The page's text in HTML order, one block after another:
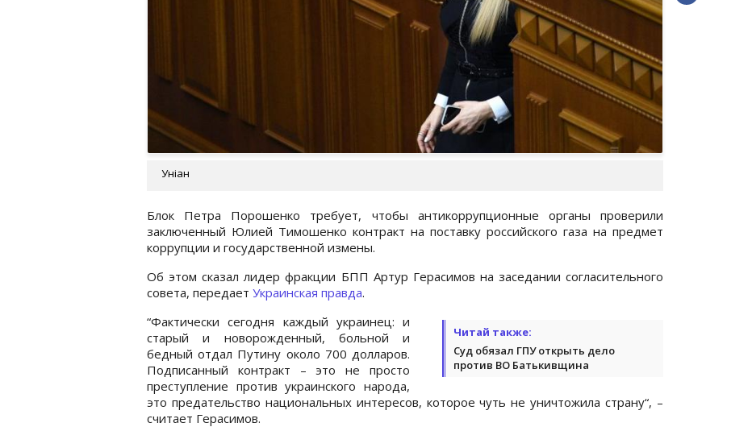
Уніан
Блок Петра Порошенко требует, чтобы антикоррупционные органы проверили
заключенный Юлией Тимошенко контракт на поставку российского газа на предмет
коррупции и государственной измены.
Об этом сказал лидер фракции БПП Артур Герасимов на заседании согласительного
совета, передает Украинская правда.
Читай также:
Суд обязал ГПУ открыть дело
против ВО Батькивщина
“Фактически сегодня каждый украинец: и
старый и новорожденный, больной и
бедный отдал Путину около 700 долларов.
Подписанный контракт – это не просто
преступление против украинского народа,
это предательство национальных интересов, которое чуть не уничтожила страну“, –
считает Герасимов.